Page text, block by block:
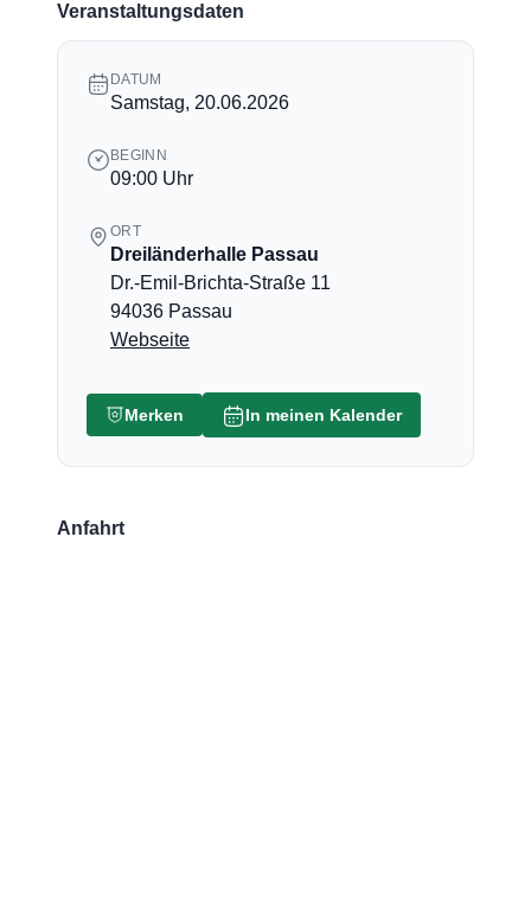
Veranstaltungsdaten
DATUM
Samstag, 20.06.2026
BEGINN
09:00 Uhr
ORT
Dreiländerhalle Passau
Dr.-Emil-Brichta-Straße 11
94036 Passau
Webseite
Merken In meinen Kalender
Anfahrt